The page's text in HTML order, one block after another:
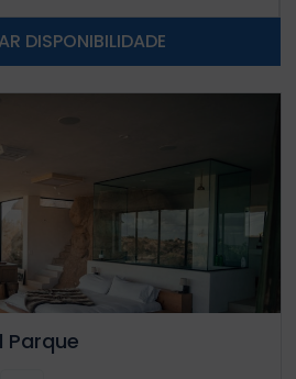
DISPONIBILIDADE